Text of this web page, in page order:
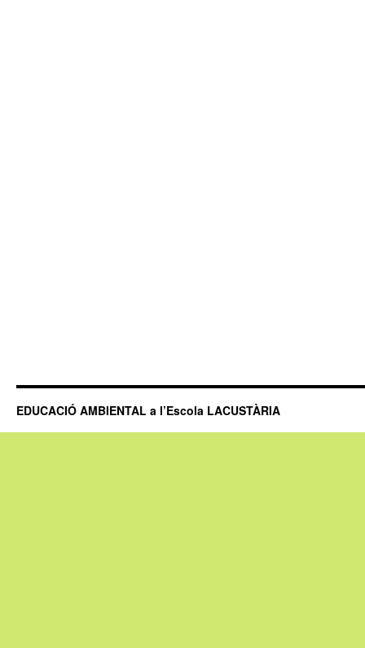
EDUCACIÓ AMBIENTAL a l’Escola LACUSTÀRIA